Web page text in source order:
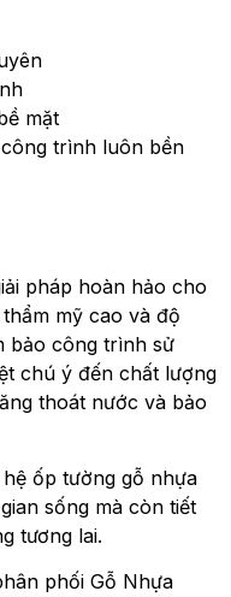
mặt
trình luôn bền
pháp hoàn hảo cho
mỹ cao và độ
bảo công trình sử
chú ý đến chất lượng
thoát nước và bảo
ốp tường gỗ nhựa
sống mà còn tiết
tương lai.
phối Gỗ Nhựa